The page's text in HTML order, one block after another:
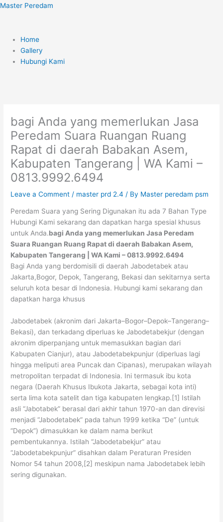
Skip
Master Peredam
Menu
Home
Gallery
Hubungi Kami
bagi Anda yang memerlukan Jasa
Peredam Suara Ruangan Ruang
Rapat di daerah Babakan Asem,
Kabupaten Tangerang | WA Kami –
0813.9992.6494
Leave a Comment / master prd 2.4 / By Master peredam psm
Peredam Suara yang Sering Digunakan itu ada 7 Bahan Type
Hubungi Kami sekarang dan dapatkan harga spesial khusus
untuk Anda.bagi Anda yang memerlukan Jasa Peredam
Suara Ruangan Ruang Rapat di daerah Babakan Asem,
Kabupaten Tangerang | WA Kami – 0813.9992.6494
Bagi Anda yang berdomisili di daerah Jabodetabek atau
Jakarta,Bogor, Depok, Tangerang, Bekasi dan sekitarnya serta
seluruh kota besar di Indonesia. Hubungi kami sekarang dan
dapatkan harga khusus
Jabodetabek (akronim dari Jakarta–Bogor–Depok–Tangerang–
Bekasi), dan terkadang diperluas ke Jabodetabekjur (dengan
akronim diperpanjang untuk memasukkan bagian dari
Kabupaten Cianjur), atau Jabodetabekpunjur (diperluas lagi
hingga meliputi area Puncak dan Cipanas), merupakan wilayah
metropolitan terpadat di Indonesia. Ini termasuk ibu kota
negara (Daerah Khusus Ibukota Jakarta, sebagai kota inti)
serta lima kota satelit dan tiga kabupaten lengkap.[1] Istilah
asli “Jabotabek” berasal dari akhir tahun 1970-an dan direvisi
menjadi “Jabodetabek” pada tahun 1999 ketika “De” (untuk
“Depok”) dimasukkan ke dalam nama berikut
pembentukannya. Istilah “Jabodetabekjur” atau
“Jabodetabekpunjur” disahkan dalam Peraturan Presiden
Nomor 54 tahun 2008,[2] meskipun nama Jabodetabek lebih
sering digunakan.